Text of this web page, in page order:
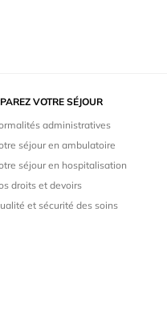
VOTRE SÉJOUR
administratives
séjour en ambulatoire
séjour en hospitalisation
droits et devoirs
et sécurité des soins